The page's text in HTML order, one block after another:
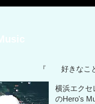
『 好きな
横浜エクセ
のHero's